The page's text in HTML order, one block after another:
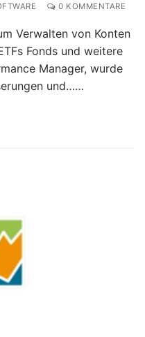
0 KOMMENTARE
Verwalten von Konten
Fonds und weitere
Manager, wurde
und……